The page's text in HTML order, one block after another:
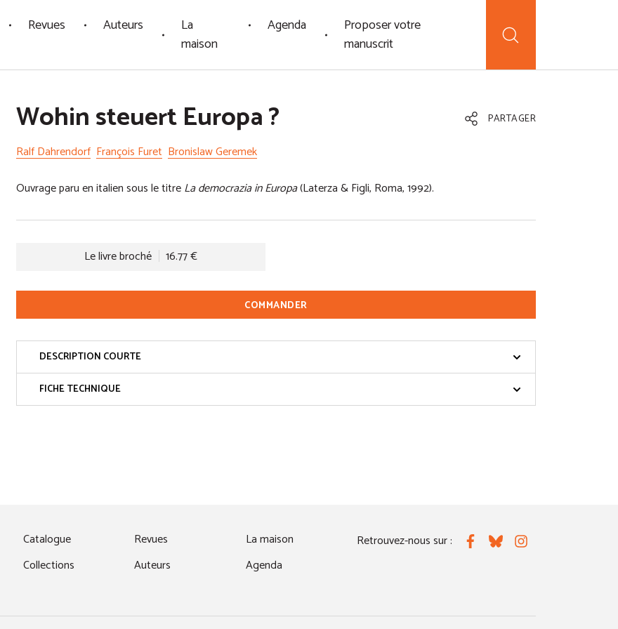
Revues Auteurs
La
maison
Agenda
Proposer votre
manuscrit
Wohin steuert Europa ? PARTAGER
Ralf Dahrendorf François Furet Bronislaw Geremek
Ouvrage paru en italien sous le titreLa democrazia in Europa(Laterza & Figli, Roma, 1992).
Le livre broché 16.77 €
COMMANDER
DESCRIPTION COURTE
FICHE TECHNIQUE
Catalogue
Collections
Revues
Auteurs
La maison
Agenda
Retrouvez-nous sur : FacebookBlueskyInstagram